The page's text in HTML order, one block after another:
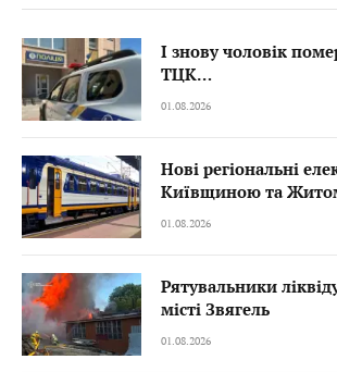
І знову чоловік
ТЦК…
01.08.2026
Нові регіональні
Київщиною та
01.08.2026
Рятувальники
місті Звягель
01.08.2026